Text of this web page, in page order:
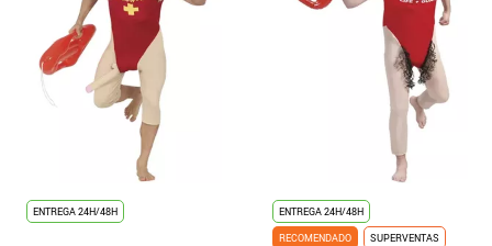
de socorrista para hombre tienes diferentes opciones entre las que
elegir en función de lo que estés buscando y la idea que tengas
pensada. Uno de los más divertidos es el disfraz de vigilante de la
playa musculoso, con el que podrás lucir tableta sin tener que pisar
el gimnasio.
ENTREGA 24H/48H
ENTREGA 24H/48H
RECOMENDADO
SUPERVENTAS